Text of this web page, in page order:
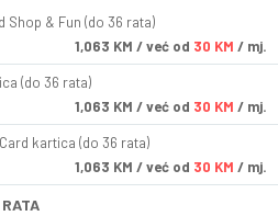
Shop & Fun (do 36 rata)
1,063 KM / već od 30 KM / mj.
(do 36 rata)
1,063 KM / već od 30 KM / mj.
kartica (do 36 rata)
1,063 KM / već od 30 KM / mj.